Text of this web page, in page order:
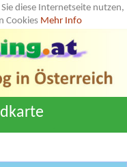
diese Internetseite nutzen,
Cookies Mehr Info